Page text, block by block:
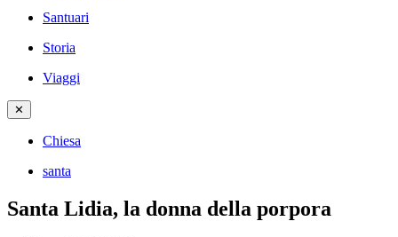
Santuari
Storia
Viaggi
✕
Chiesa
santa
Santa Lidia, la donna della porpora